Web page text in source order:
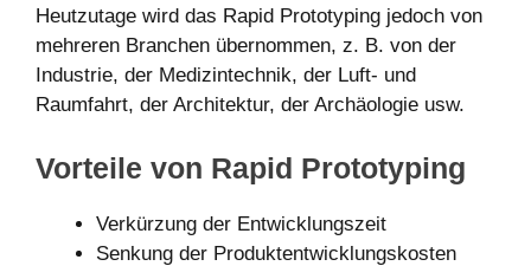
Heutzutage wird das Rapid Prototyping jedoch von
mehreren Branchen übernommen, z. B. von der
Industrie, der Medizintechnik, der Luft- und
Raumfahrt, der Architektur, der Archäologie usw.
Vorteile von Rapid Prototyping
Verkürzung der Entwicklungszeit
Senkung der Produktentwicklungskosten